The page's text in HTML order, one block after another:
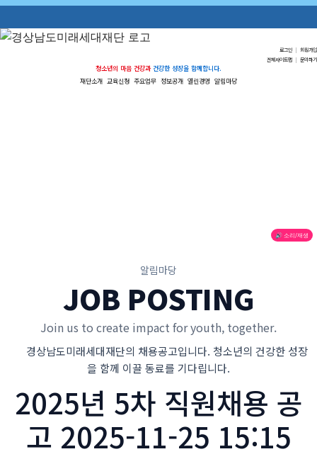
로그인 | 회원가입
전체사이트맵 | 문의하기
청소년의 마음 건강과 건강한 성장을 함께합니다.
재단소개 교육신청 주요업무 정보공개 열린경영 알림마당
🔊 소리/재생
알림마당
JOB POSTING
Join us to create impact for youth, together.
경상남도미래세대재단의 채용공고입니다. 청소년의 건강한 성장
을 함께 이끌 동료를 기다립니다.
2025년 5차 직원채용 공
고 2025-11-25 15:15